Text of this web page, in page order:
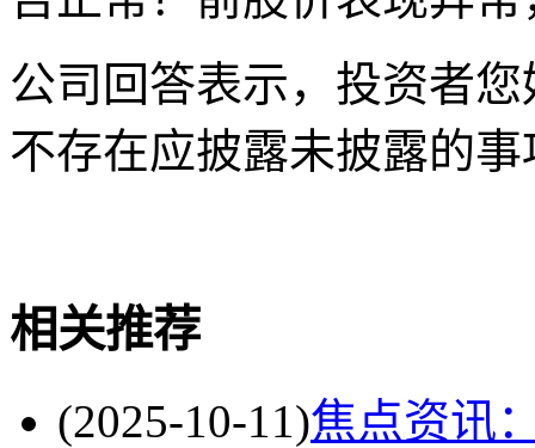
公司回答表示，投资者
不存在应披露未披露的
相关推荐
(2025-10-11)焦点资讯